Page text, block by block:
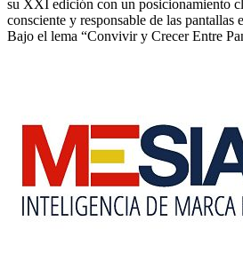
su XXI edición con un posicionamiento
consciente y responsable de las pantallas
Bajo el lema “Convivir y Crecer Entre